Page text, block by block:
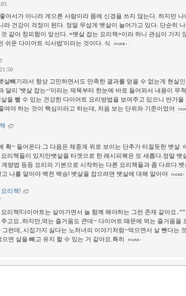
아서가 아니라 게으른 사람이라 몸에 신경을 쓰지 않는다. 하지만 나
라 건강이 걱정이 된다. 정말 무섭게 뱃살이 늘어가고 있다. 단순히
같아 창피함이 앞선다. <뱃살 잡는 요리책>이라 하니 관심이 가지
쉬운 다이어트 식사법'이라는 것이다. 식
살빼기라서 항상 고민하면서도 만족한 결과를 얻을 수 없는게 현실
달리 '뱃살 잡는~'이라는 제목부터 한눈에 바로 들어와서 내용이 무
을 뺄 수 있는 건강한 다이어트 요리방법을 보여주고 있으니 반가울
여야 하는 것이 핵심이라고 하는데, 처음 보는 단위와 기준이었어
확~ 들어온다.그 다음은 체중계 위로 보이는 단추가 터질듯한 뱃살
리책들이 있지만뱃살을 타겟으로 한 레시피북은 또 새롭다.정말 뱃
량법 등등 요리의 기본으로 시작하는 다른 요리책들과 좀 다르다.
나를 알아야 백전 백승! 뱃살을 잡으려면 뱃살에 대해 알아야
리책!
리책!다이어트는 살아가면서 늘 함께 해야하는 그런 존재 같아요
고요..하지만,먹는 즐거움도 큰데~ 다이어트 때문에 먹는 즐거움을
런데, 시집가지 싫다는 노처녀의 이야기처럼~먹으면서 살 뺀다는
면 살을 빼고 유지 할 수 있는 거 같아요.특히